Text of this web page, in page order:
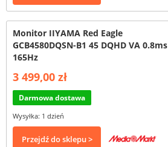
Monitor IIYAMA Red Eagle
GCB4580DQSN-B1 45 DQHD VA 0.8ms
165Hz
3 499,00 zł
Darmowa dostawa
Wysyłka: 1 dzień
Przejdź do sklepu >